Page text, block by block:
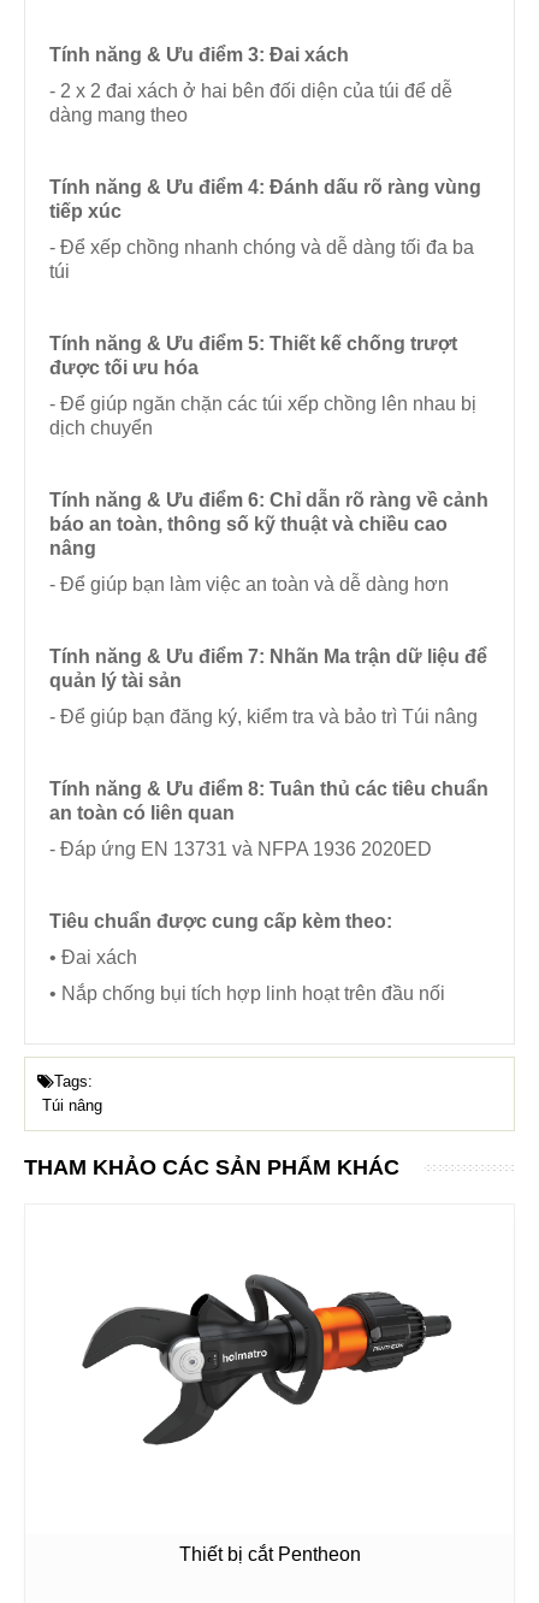
Tính năng & Ưu điểm 3: Đai xách
- 2 x 2 đai xách ở hai bên đối diện của túi để dễ
dàng mang theo
Tính năng & Ưu điểm 4: Đánh dấu rõ ràng vùng
tiếp xúc
- Để xếp chồng nhanh chóng và dễ dàng tối đa ba
túi
Tính năng & Ưu điểm 5: Thiết kế chống trượt
được tối ưu hóa
- Để giúp ngăn chặn các túi xếp chồng lên nhau bị
dịch chuyển
Tính năng & Ưu điểm 6: Chỉ dẫn rõ ràng về cảnh
báo an toàn, thông số kỹ thuật và chiều cao
nâng
- Để giúp bạn làm việc an toàn và dễ dàng hơn
Tính năng & Ưu điểm 7: Nhãn Ma trận dữ liệu để
quản lý tài sản
- Để giúp bạn đăng ký, kiểm tra và bảo trì Túi nâng
Tính năng & Ưu điểm 8: Tuân thủ các tiêu chuẩn
an toàn có liên quan
- Đáp ứng EN 13731 và NFPA 1936 2020ED
Tiêu chuẩn được cung cấp kèm theo:
• Đai xách
• Nắp chống bụi tích hợp linh hoạt trên đầu nối
Tags:
Túi nâng
THAM KHẢO CÁC SẢN PHẨM KHÁC
Thiết bị cắt Pentheon